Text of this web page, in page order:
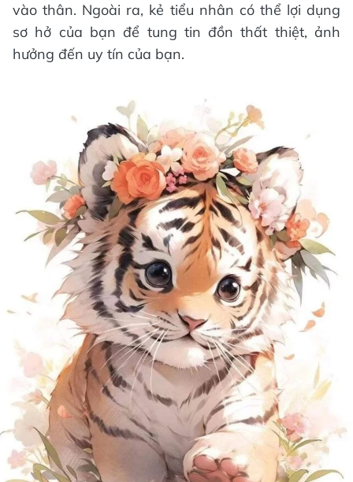
vào thân. Ngoài ra, kẻ tiểu nhân có thể lợi dụng
sơ hở của bạn để tung tin đồn thất thiệt, ảnh
hưởng đến uy tín của bạn.